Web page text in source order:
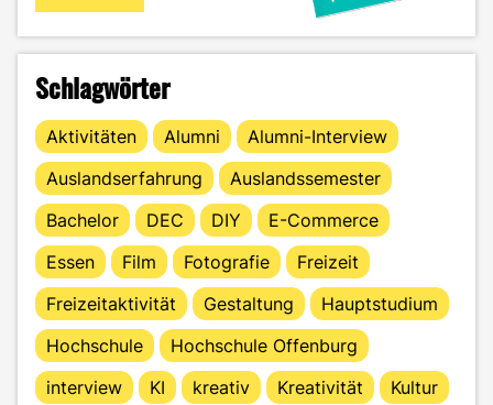
Schlagwörter
Aktivitäten Alumni
Alumni-Interview
Auslandserfahrung
Auslandssemester
Bachelor
DEC DIY
E-Commerce
Essen
Film Fotografie
Freizeit
Freizeitaktivität
Gestaltung
Hauptstudium
Hochschule
Hochschule Offenburg
interview
KI kreativ Kreativität
Kultur